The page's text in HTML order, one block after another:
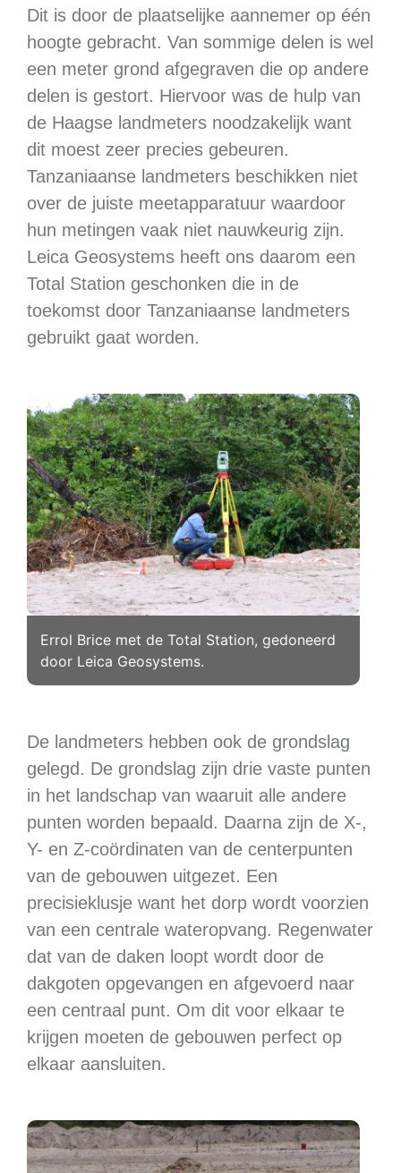
Dit is door de plaatselijke aannemer op één
hoogte gebracht. Van sommige delen is wel
een meter grond afgegraven die op andere
delen is gestort. Hiervoor was de hulp van
de Haagse landmeters noodzakelijk want
dit moest zeer precies gebeuren.
Tanzaniaanse landmeters beschikken niet
over de juiste meetapparatuur waardoor
hun metingen vaak niet nauwkeurig zijn.
Leica Geosystems heeft ons daarom een
Total Station geschonken die in de
toekomst door Tanzaniaanse landmeters
gebruikt gaat worden.
Errol Brice met de Total Station, gedoneerd
door Leica Geosystems.
De landmeters hebben ook de grondslag
gelegd. De grondslag zijn drie vaste punten
in het landschap van waaruit alle andere
punten worden bepaald. Daarna zijn de X-,
Y- en Z-coördinaten van de centerpunten
van de gebouwen uitgezet. Een
precisieklusje want het dorp wordt voorzien
van een centrale wateropvang. Regenwater
dat van de daken loopt wordt door de
dakgoten opgevangen en afgevoerd naar
een centraal punt. Om dit voor elkaar te
krijgen moeten de gebouwen perfect op
elkaar aansluiten.